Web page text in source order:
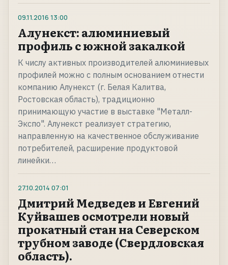
09.11.2016 13:00
Алунекст: алюминиевый
профиль с южной закалкой
К числу активных производителей алюминиевых
профилей можно с полным основанием отнести
компанию Алунекст (г. Белая Калитва,
Ростовская область), традиционно
принимающую участие в выставке "Металл-
Экспо". Алунекст реализует стратегию,
направленную на качественное обслуживание
потребителей, расширение продуктовой
линейки…
27.10.2014 07:01
Дмитрий Медведев и Евгений
Куйвашев осмотрели новый
прокатный стан на Северском
трубном заводе (Свердловская
область).